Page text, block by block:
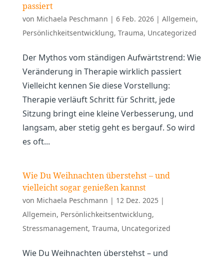
passiert
von Michaela Peschmann | 6 Feb. 2026| Allgemein,
Persönlichkeitsentwicklung, Trauma, Uncategorized
Der Mythos vom ständigen Aufwärtstrend: Wie
Veränderung in Therapie wirklich passiert
Vielleicht kennen Sie diese Vorstellung:
Therapie verläuft Schritt für Schritt, jede
Sitzung bringt eine kleine Verbesserung, und
langsam, aber stetig geht es bergauf. So wird
es oft...
Wie Du Weihnachten überstehst – und
vielleicht sogar genießen kannst
von Michaela Peschmann | 12 Dez. 2025|
Allgemein, Persönlichkeitsentwicklung,
Stressmanagement, Trauma, Uncategorized
Wie Du Weihnachten überstehst – und